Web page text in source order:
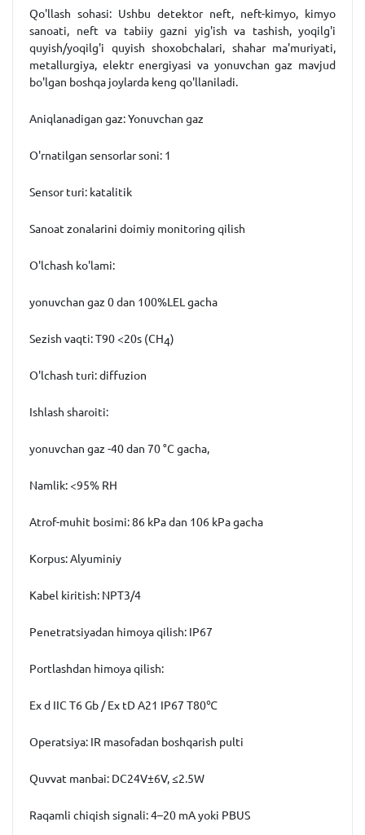
Qo'llash sohasi: Ushbu detektor neft, neft-kimyo, kimyo
sanoati, neft va tabiiy gazni yig'ish va tashish, yoqilg'i
quyish/yoqilg'i quyish shoxobchalari, shahar ma'muriyati,
metallurgiya, elektr energiyasi va yonuvchan gaz mavjud
bo'lgan boshqa joylarda keng qo'llaniladi.
Aniqlanadigan gaz:Yonuvchan gaz
O'rnatilgan sensorlar soni: 1
Sensor turi: katalitik
Sanoat zonalarini doimiy monitoring qilish
O'lchash ko'lami:
yonuvchan gaz 0 dan 100%LEL gacha
Sezish vaqti:T90 <20s (СН4)
O'lchash turi:diffuzion
Ishlash sharoiti:
yonuvchan gaz -40 dan 70 °С gacha,
Namlik:<95% RH
Atrof-muhit bosimi:86 kPa dan 106 kPa gacha
Korpus:Alyuminiy
Kabel kiritish: NPT3/4
Penetratsiyadan himoya qilish: IP67
Portlashdan himoya qilish:
Ex d IIC T6 Gb / Ex tD A21 IP67 T80℃
Operatsiya: IR masofadan boshqarish pulti
Quvvat manbai: DC24V±6V, ≤2.5W
Raqamli chiqish signali:4–20 mА yoki PBUS